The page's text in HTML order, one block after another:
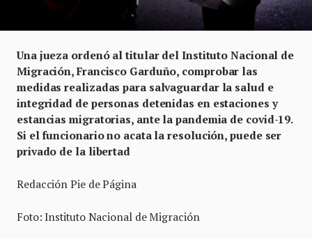
Una jueza ordenó al titular del Instituto Nacional de
Migración, Francisco Garduño, comprobar las
medidas realizadas para salvaguardar la salud e
integridad de personas detenidas en estaciones y
estancias migratorias, ante la pandemia de covid-19.
Si el funcionario no acata la resolución, puede ser
privado de la libertad
Redacción Pie de Página
Foto: Instituto Nacional de Migración